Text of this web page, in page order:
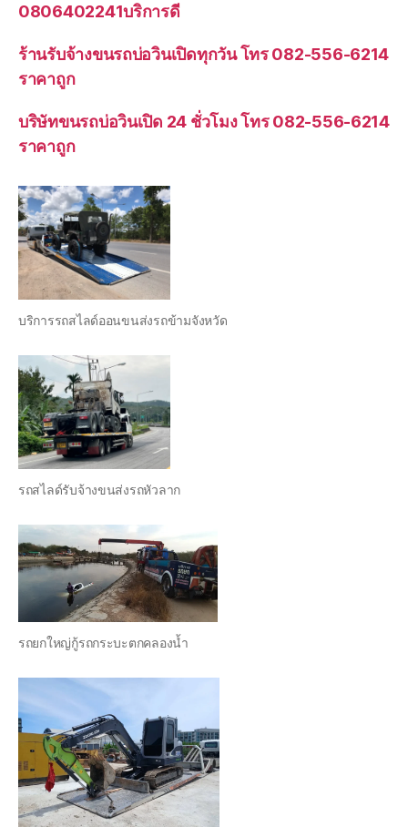
0806402241บริการดี
ร้านรับจ้างขนรถบ่อวินเปิดทุกวัน โทร 082-556-6214
ราคาถูก
บริษัทขนรถบ่อวินเปิด 24 ชั่วโมง โทร 082-556-6214
ราคาถูก
บริการรถสไลด์ออนขนส่งรถข้ามจังหวัด
รถสไลด์รับจ้างขนส่งรถหัวลาก
รถยกใหญ่กู้รถกระบะตกคลองน้ำ